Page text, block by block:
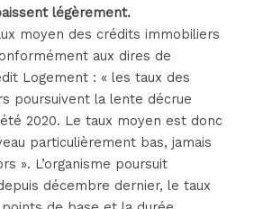
légèrement.
moyen des crédits immobiliers
aux dires de
Logement : « les taux des
poursuivent la lente décrue
2020. Le taux moyen est donc
particulièrement bas, jamais
». L’organisme poursuit
décembre dernier, le taux